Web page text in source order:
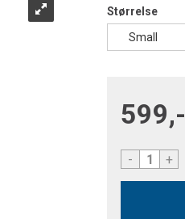
Størrelse
Small
599,-
- +